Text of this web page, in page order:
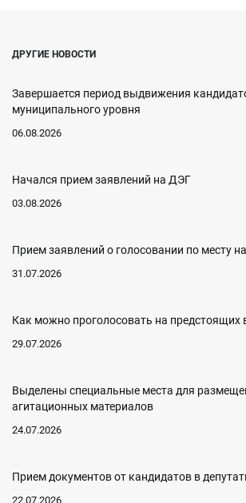
ДРУГИЕ НОВОСТИ
Завершается период выдвижения
муниципального уровня
06.08.2026
Начался прием заявлений на ДЭГ
03.08.2026
Прием заявлений о голосовании по месту
31.07.2026
Как можно проголосовать на предстоящих
29.07.2026
Выделены специальные места для
агитационных материалов
24.07.2026
Прием документов от кандидатов в
22.07.2026